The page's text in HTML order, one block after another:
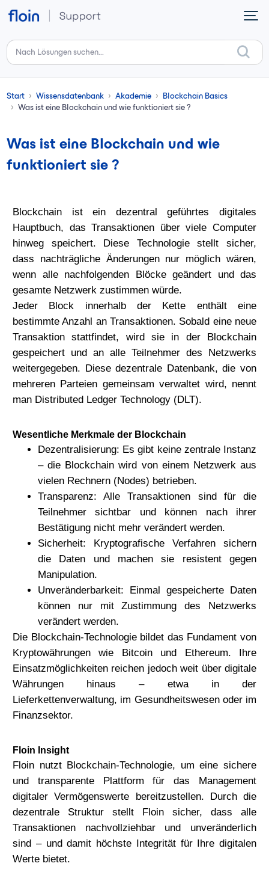
Zum hauptsächlichen Inhalt gehen
Start Wissensdatenbank Akademie
Blockchain Basics
Was ist eine Blockchain und wie funktioniert sie ?
Was ist eine Blockchain und wie
funktioniert sie ?
Blockchain ist ein dezentral geführtes digitales
Hauptbuch, das Transaktionen über viele Computer
hinweg speichert. Diese Technologie stellt sicher,
dass nachträgliche Änderungen nur möglich wären,
wenn alle nachfolgenden Blöcke geändert und das
gesamte Netzwerk zustimmen würde.
Jeder Block innerhalb der Kette enthält eine
bestimmte Anzahl an Transaktionen. Sobald eine neue
Transaktion stattfindet, wird sie in der Blockchain
gespeichert und an alle Teilnehmer des Netzwerks
weitergegeben. Diese dezentrale Datenbank, die von
mehreren Parteien gemeinsam verwaltet wird, nennt
man Distributed Ledger Technology (DLT).
Wesentliche Merkmale der Blockchain
Dezentralisierung: Es gibt keine zentrale Instanz
– die Blockchain wird von einem Netzwerk aus
vielen Rechnern (Nodes) betrieben.
Transparenz: Alle Transaktionen sind für die
Teilnehmer sichtbar und können nach ihrer
Bestätigung nicht mehr verändert werden.
Sicherheit: Kryptografische Verfahren sichern
die Daten und machen sie resistent gegen
Manipulation.
Unveränderbarkeit: Einmal gespeicherte Daten
können nur mit Zustimmung des Netzwerks
verändert werden.
Die Blockchain-Technologie bildet das Fundament von
Kryptowährungen wie Bitcoin und Ethereum. Ihre
Einsatzmöglichkeiten reichen jedoch weit über digitale
Währungen hinaus – etwa in der
Lieferkettenverwaltung, im Gesundheitswesen oder im
Finanzsektor.
Floin Insight
Floin nutzt Blockchain-Technologie, um eine sichere
und transparente Plattform für das Management
digitaler Vermögenswerte bereitzustellen. Durch die
dezentrale Struktur stellt Floin sicher, dass alle
Transaktionen nachvollziehbar und unveränderlich
sind – und damit höchste Integrität für Ihre digitalen
Werte bietet.